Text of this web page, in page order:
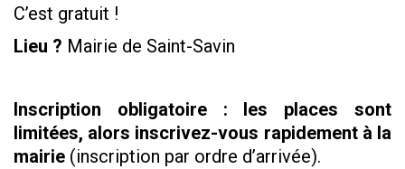
C’est gratuit !
Lieu ? Mairie de Saint-Savin
Inscription obligatoire : les places sont
limitées, alors inscrivez-vous rapidement à la
mairie (inscription par ordre d’arrivée).